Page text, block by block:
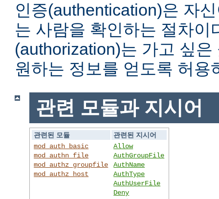
인증(authentication)은 자
는 사람을 확인하는 절차이
(authorization)는 가고 싶
원하는 정보를 얻도록 허용
관련 모듈과 지시어
관련된 모듈
관련된 지시어
mod_auth_basic
mod_authn_file
mod_authz_groupfile
mod_authz_host
Allow
AuthGroupFile
AuthName
AuthType
AuthUserFile
Deny